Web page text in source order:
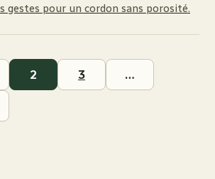
gestes pour un cordon sans porosité.
2 3 …